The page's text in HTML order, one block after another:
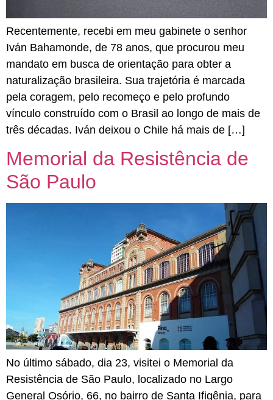
Recentemente, recebi em meu gabinete o senhor
Iván Bahamonde, de 78 anos, que procurou meu
mandato em busca de orientação para obter a
naturalização brasileira. Sua trajetória é marcada
pela coragem, pelo recomeço e pelo profundo
vínculo construído com o Brasil ao longo de mais de
três décadas. Iván deixou o Chile há mais de […]
Memorial da Resistência de
São Paulo
No último sábado, dia 23, visitei o Memorial da
Resistência de São Paulo, localizado no Largo
General Osório, 66, no bairro de Santa Ifigênia, para